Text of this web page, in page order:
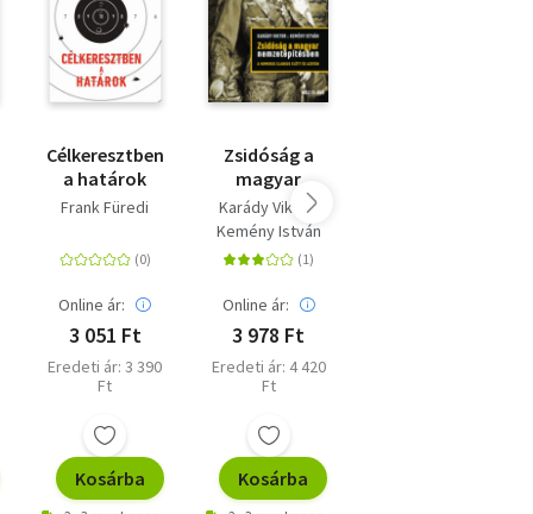
Célkeresztben
a határok
Frank Füredi
Online ár:
3 051 Ft
Eredeti ár: 3 390
Ft
Kosárba
Zsidóság a
magyar
nemzetépítésben
a numerus
clausus előtt
és azután
Karády Viktor
Kemény István
Online ár:
3 978 Ft
Eredeti ár: 4 420
Ft
Kosárba